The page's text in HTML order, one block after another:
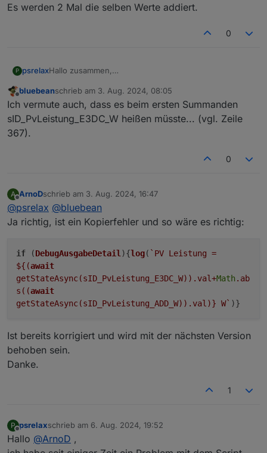
Es werden 2 Mal die selben Werte addiert.
0
P psrelaxHallo zusammen,
gefunden.
Es werden 2 Mal die selben Werte addiert.
bluebeanschrieb am 3. Aug. 2024, 08:05
zuletzt editiert von
Ich vermute auch, dass es beim ersten Summanden
sID_PvLeistung_E3DC_W heißen müsste... (vgl. Zeile
367).
0
A
Offline
ArnoDschrieb am 3. Aug. 2024, 16:47
zuletzt editiert von
@psrelax @bluebean
Ja richtig, ist ein Kopierfehler und so wäre es richtig:
if (DebugAusgabeDetail ){log( `PV Leistung =
${(await
getStateAsync(sID_PvLeistung_E3DC_W)).val+Math .ab
s((await
getStateAsync(sID_PvLeistung_ADD_W)).val)} W` )}
Ist bereits korrigiert und wird mit der nächsten Version
behoben sein.
Danke.
1
P
Offline
psrelaxschrieb am 6. Aug. 2024, 19:52
zuletzt editiert von
Hallo @ArnoD ,